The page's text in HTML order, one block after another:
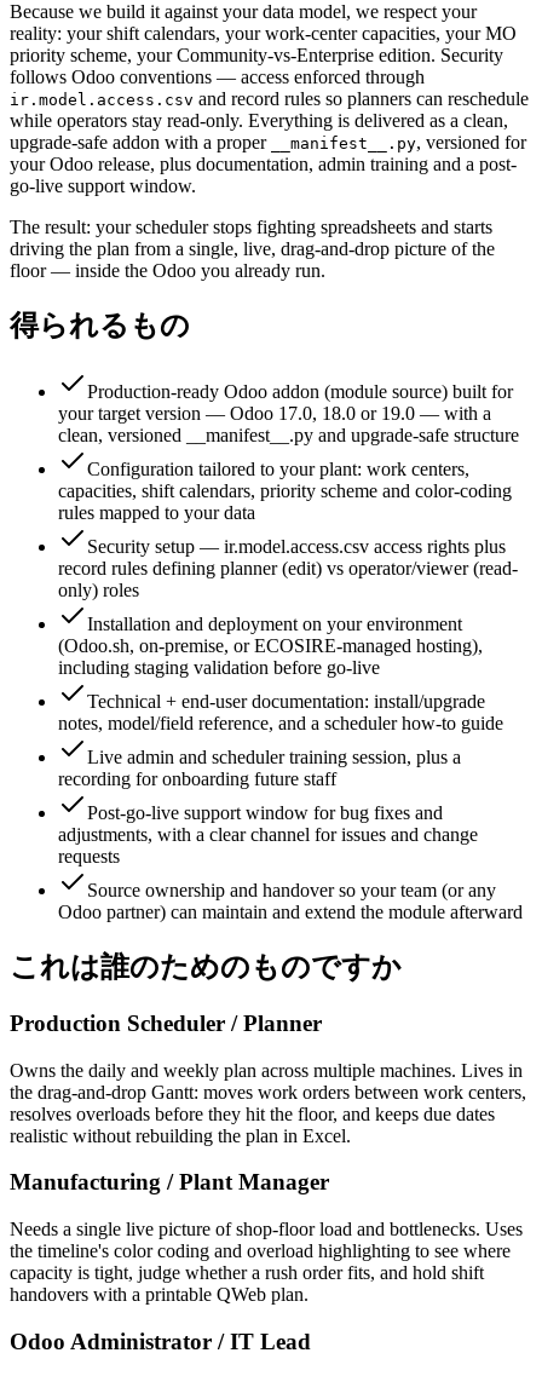
Because we build it against your data model, we respect your
reality: your shift calendars, your work-center capacities, your MO
priority scheme, your Community-vs-Enterprise edition. Security
follows Odoo conventions — access enforced through
ir.model.access.csv and record rules so planners can reschedule
while operators stay read-only. Everything is delivered as a clean,
upgrade-safe addon with a proper
__manifest__.py, versioned for
your Odoo release, plus documentation, admin training and a post-
go-live support window.
The result: your scheduler stops fighting spreadsheets and starts
driving the plan from a single, live, drag-and-drop picture of the
floor — inside the Odoo you already run.
得られるもの
Production-ready Odoo addon (module source) built for
your target version — Odoo 17.0, 18.0 or 19.0 — with a
clean, versioned __manifest__.py and upgrade-safe structure
Configuration tailored to your plant: work centers,
capacities, shift calendars, priority scheme and color-coding
rules mapped to your data
Security setup — ir.model.access.csv access rights plus
record rules defining planner (edit) vs operator/viewer (read-
only) roles
Installation and deployment on your environment
(Odoo.sh, on-premise, or ECOSIRE-managed hosting),
including staging validation before go-live
Technical + end-user documentation: install/upgrade
notes, model/field reference, and a scheduler how-to guide
Live admin and scheduler training session, plus a
recording for onboarding future staff
Post-go-live support window for bug fixes and
adjustments, with a clear channel for issues and change
requests
Source ownership and handover so your team (or any
Odoo partner) can maintain and extend the module afterward
これは誰のためのものですか
Production Scheduler / Planner
Owns the daily and weekly plan across multiple machines. Lives in
the drag-and-drop Gantt: moves work orders between work centers,
resolves overloads before they hit the floor, and keeps due dates
realistic without rebuilding the plan in Excel.
Manufacturing / Plant Manager
Needs a single live picture of shop-floor load and bottlenecks. Uses
the timeline's color coding and overload highlighting to see where
capacity is tight, judge whether a rush order fits, and hold shift
handovers with a printable QWeb plan.
Odoo Administrator / IT Lead